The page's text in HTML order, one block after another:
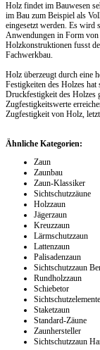
Holz findet im Bauwesen
im Bau zum Beispiel als
eingesetzt werden. Es wird
Anwendungen in Form von
Holzkonstruktionen fusst
Fachwerkbau.
Holz überzeugt durch eine
Festigkeiten des Holzes
Druckfestigkeit des Holzes
Zugfestigkeitswerte
Zugfestigkeit von Holz,
Ähnliche Kategorien:
Zaun
Zaunbau
Zaun-Klassiker
Sichtschutzzäune
Holzzaun
Jägerzaun
Kreuzzaun
Lärmschutzzaun
Lattenzaun
Palisadenzaun
Sichtschutzzaun
Rundholzzaun
Schiebetor
Sichtschutzelemente
Staketzaun
Standard-Zäune
Zaunhersteller
Sichtschutzzaun